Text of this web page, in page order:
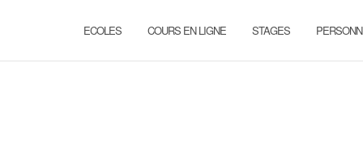
ECOLES COURS EN LIGNE STAGES